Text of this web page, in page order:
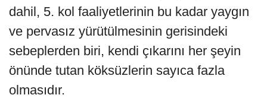
dahil, 5. kol faaliyetlerinin bu kadar yaygın
ve pervasız yürütülmesinin gerisindeki
sebeplerden biri, kendi çıkarını her şeyin
önünde tutan köksüzlerin sayıca fazla
olmasıdır.